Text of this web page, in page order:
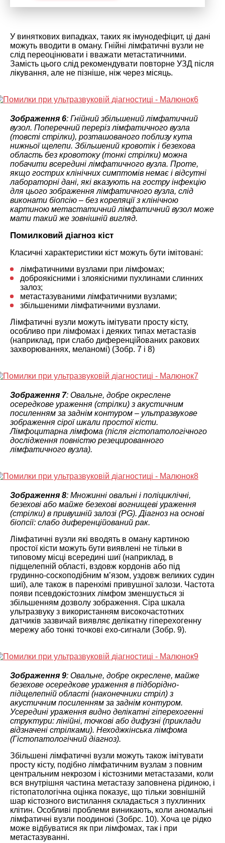
У виняткових випадках, таких як імунодефіцит, ці дані
можуть вводити в оману. Гнійні лімфатичні вузли не
слід переоцінювати і вважати метастатичними.
Замість цього слід рекомендувати повторне УЗД після
лікування, але не пізніше, ніж через місяць.
Зображення 6: Гнійний збільшений лімфатичний
вузол. Поперечний переріз лімфатичного вузла
(товсті стрілки), розташованого поблизу кута
нижньої щелепи. Збільшений кровотік і безехова
область без кровотоку (тонкі стрілки) можна
побачити всередині лімфатичного вузла. Проте,
якщо гострих клінічних симптомів немає і відсутні
лабораторні дані, які вказують на гостру інфекцію
для цього зображення лімфатичного вузла, слід
виконати біопсію – без кореляції з клінічною
картиною метастатичний лімфатичний вузол може
мати такий же зовнішній вигляд.
Помилковий діагноз кіст
Класичні характеристики кіст можуть бути імітовані:
лімфатичними вузлами при лімфомах;
доброякісними і злоякісними пухлинами слинних
залоз;
метастазуваними лімфатичними вузлами;
збільшеними лімфатичними вузлами.
Лімфатичні вузли можуть імітувати просту кісту,
особливо при лімфомах і деяких типах метастазів
(наприклад, при слабо диференційованих ракових
захворюваннях, меланомі) (Зобр. 7 і 8)
Зображення 7: Овальне, добре окреслене
осередкове ураження (стрілки) з акустичним
посиленням за заднім контуром – ультразвукове
зображення сірої шкали простої кісти.
Лімфоцитарна лімфома (після гістопатологічного
дослідження повністю резецированного
лімфатичного вузла).
Зображення 8: Множинні овальні і поліциклічні,
безехові або майже безехові вогнищеві ураження
(стрілки) в привушній залозі (PG). Діагноз на основі
біопсії: слабо диференційований рак.
Лімфатичні вузли які вводять в оману картиною
простої кісти можуть бути виявлені не тільки в
типовому місці всередині шиї (наприклад, в
підщелепній області, вздовж кордонів або під
грудинно-соскоподібним м’язом, уздовж великих судин
шиї), але також в паренхімі привушної залози. Частота
появи псевдокістозних лімфом зменшується зі
збільшенням дозволу зображення. Сіра шкала
ультразвуку з використанням високочастотних
датчиків зазвичай виявляє делікатну гіперехогенну
мережу або тонкі точкові ехо-сигнали (Зобр. 9).
Зображення 9: Овальне, добре окреслене, майже
безехове осередкове ураження в підборідно-
підщелепній області (наконечники стріл) з
акустичним посиленням за заднім контуром.
Усередині ураження видно делікатні гіперехогенні
структури: лінійні, точкові або дифузні (приклади
відзначені стрілками). Неходжкінська лімфома
(Гістопатологічний діагноз).
Збільшені лімфатичні вузли можуть також імітувати
просту кісту, подібно лімфатичним вузлам з повним
центральним некрозом і кістозними метастазами, коли
вся внутрішня частина метастазу заповнена рідиною, і
гістопатологічна оцінка показує, що тільки зовнішній
шар кістозного вистилання складається з пухлинних
клітин. Особливі проблеми виникають, коли аномальні
лімфатичні вузли поодинокі (Зобрс. 10). Хоча це рідко
може відбуватися як при лімфомах, так і при
метастазуванні.